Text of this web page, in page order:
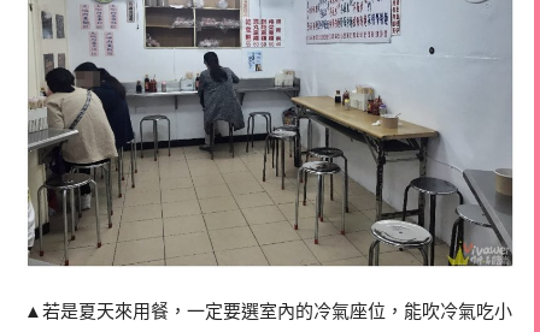
▲若是夏天來用餐，一定要選室內的冷氣座位，能吹冷氣吃小